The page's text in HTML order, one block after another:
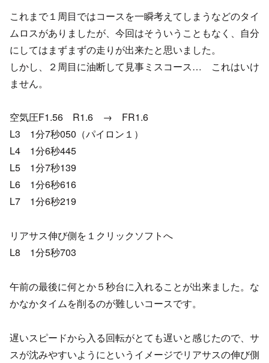
これまで１周目ではコースを一瞬考えてしまうなどのタイ
ムロスがありましたが、今回はそういうこともなく、自分
にしてはまずまずの走りが出来たと思いました。
しかし、２周目に油断して見事ミスコース… これはいけ
ません。
空気圧F1.56 R1.6 → FR1.6
L3 1分7秒050（パイロン１）
L4 1分6秒445
L5 1分7秒139
L6 1分6秒616
L7 1分6秒219
リアサス伸び側を１クリックソフトへ
L8 1分5秒703
午前の最後に何とか５秒台に入れることが出来ました。な
かなかタイムを削るのが難しいコースです。
遅いスピードから入る回転がとても遅いと感じたので、サ
スが沈みやすいようにというイメージでリアサスの伸び側